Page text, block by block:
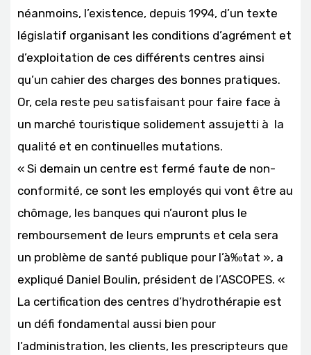
néanmoins, l’existence, depuis 1994, d’un texte
législatif organisant les conditions d’agrément et
d’exploitation de ces différents centres ainsi
qu’un cahier des charges des bonnes pratiques.
Or, cela reste peu satisfaisant pour faire face à
un marché touristique solidement assujetti à la
qualité et en continuelles mutations.
« Si demain un centre est fermé faute de non-
conformité, ce sont les employés qui vont être au
chômage, les banques qui n’auront plus le
remboursement de leurs emprunts et cela sera
un problème de santé publique pour l’à‰tat », a
expliqué Daniel Boulin, président de l’ASCOPES. «
La certification des centres d’hydrothérapie est
un défi fondamental aussi bien pour
l’administration, les clients, les prescripteurs que